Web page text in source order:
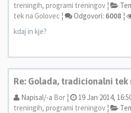
treningih, programi treningov ¦
tek na Golovec ¦ Odgovori: 6008 ¦
kdaj in kje?
Re: Golada, tradicionalni tek
Napisal/-a Bor ¦ 19 Jan 2014,
treningih, programi treningov ¦